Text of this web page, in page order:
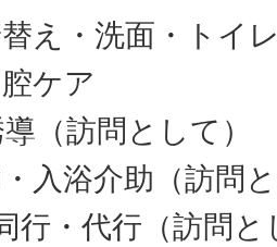
え・洗面・トイ
ケア
（訪問として）
入浴介助（訪問
行・代行（訪問と